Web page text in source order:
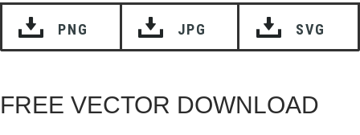
PNG JPG SVG
FREE VECTOR DOWNLOAD